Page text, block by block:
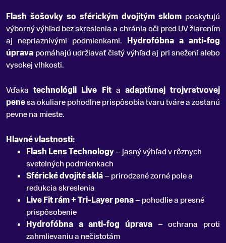
Flash šošovky so sférickým dvojitým sklom poskytujú
výborný výhľad bez skreslenia a chránia oči pred UV žiarením
aj nepriaznivými podmienkami. Hydrofóbna a anti-fog
úprava pomáhajú udržiavať čistý výhľad aj pri snežení alebo
vysokej vlhkosti.
Vďakatechnológii Live Fita adaptívnej trojvrstvovej
penesa okuliare pohodlne prispôsobia tvaru tváre a zostanú
pevne na mieste.
Hlavné vlastnosti:
Flash Lens Technology– jasný výhľad v rôznych
svetelných podmienkach
Sférické dvojité sklá– prirodzené zorné pole a
redukcia skreslenia
Live Fit rám + Tri-Layer pena– pohodlie a presné
prispôsobenie
Hydrofóbna a anti-fog úprava – ochrana proti
zahmlievaniu a nečistotám